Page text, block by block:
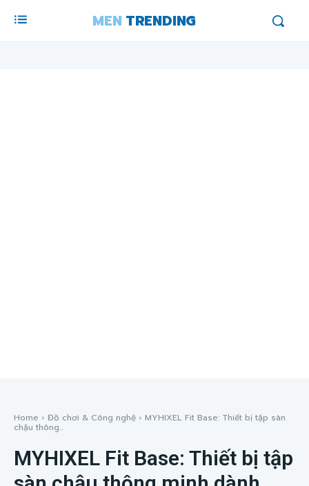
MEN TRENDING
Home Đồ chơi & Công nghệ MYHIXEL Fit Base: Thiết bị tập sàn
chậu thông...
MYHIXEL Fit Base: Thiết bị tập